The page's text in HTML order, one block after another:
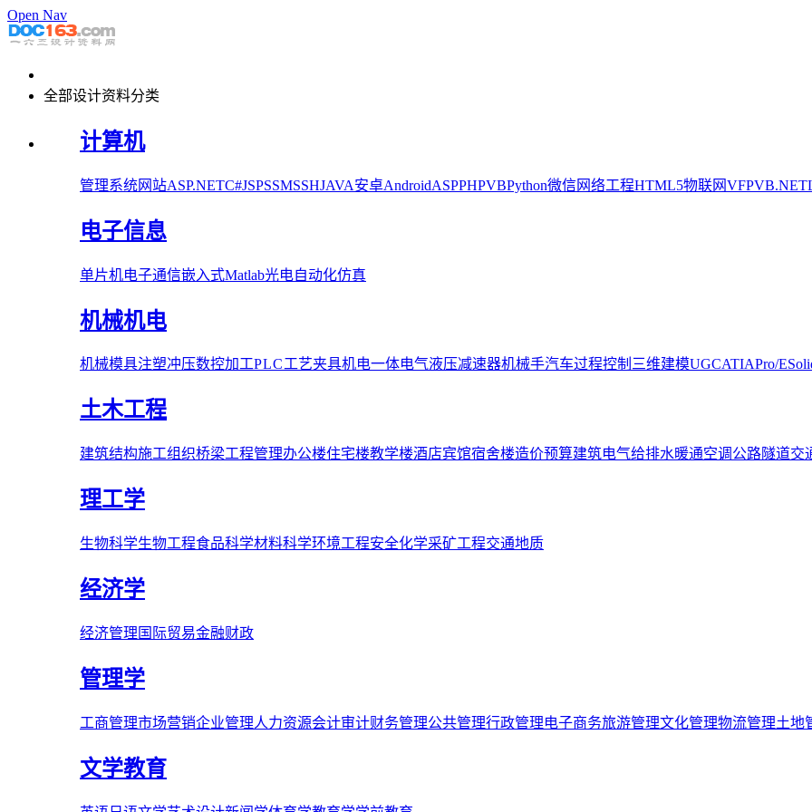
Open Nav
全部设计资料分类
计算机
管理系统网站ASP.NETC#JSPSSMSSHJAVA安卓AndroidASPPHPVBPython微信网络工程HTML5物联网VFPVB.NET
电子信息
单片机电子通信嵌入式Matlab光电自动化仿真
机械机电
机械模具注塑冲压数控加工PLC工艺夹具机电一体电气液压减速器机械手汽车过程控制 三维建模UGCATIAPro/E
土木工程
建筑结构施工组织桥梁工程管理办公楼住宅楼教学楼酒店宾馆宿舍楼造价预算建筑电气给排水暖通空调 公路隧道交
理工学
生物科学生物工程食品科学材料科学环境工程安全化学采矿工程交通地质
经济学
经济管理 国际贸易金融财政
管理学
工商管理市场营销企业管理人力资源会计审计财务管理公共管理行政管理电子商务旅游管理文化管理物流管理土地
文学教育